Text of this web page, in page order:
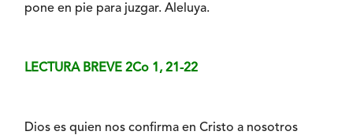
pone en pie para juzgar. Aleluya.
LECTURA BREVE 2Co 1, 21-22
Dios es quien nos confirma en Cristo a nosotros